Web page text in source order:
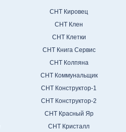
СНТ Кировец
СНТ Клен
СНТ Клетки
СНТ Книга Сервис
СНТ Колпяна
СНТ Коммунальщик
СНТ Конструктор-1
СНТ Конструктор-2
СНТ Красный Яр
СНТ Кристалл